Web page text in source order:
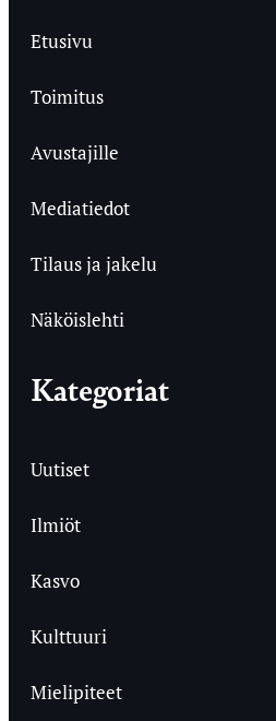
Etusivu
Toimitus
Avustajille
Mediatiedot
Tilaus ja jakelu
Näköislehti
Kategoriat
Uutiset
Ilmiöt
Kasvo
Kulttuuri
Mielipiteet